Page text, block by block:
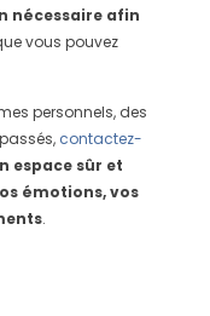
nécessaire afin
vous pouvez
personnels, des
contactez-
espace sûr et
émotions, vos
.